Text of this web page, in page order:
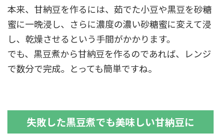
本来、甘納豆を作るには、茹でた小豆や黒豆を砂糖
蜜に一晩浸し、さらに濃度の濃い砂糖蜜に変えて浸
し、乾燥させるという手間がかかります。
でも、黒豆煮から甘納豆を作るのであれば、レンジ
で数分で完成。とっても簡単ですね。
失敗した黒豆煮でも美味しい甘納豆に